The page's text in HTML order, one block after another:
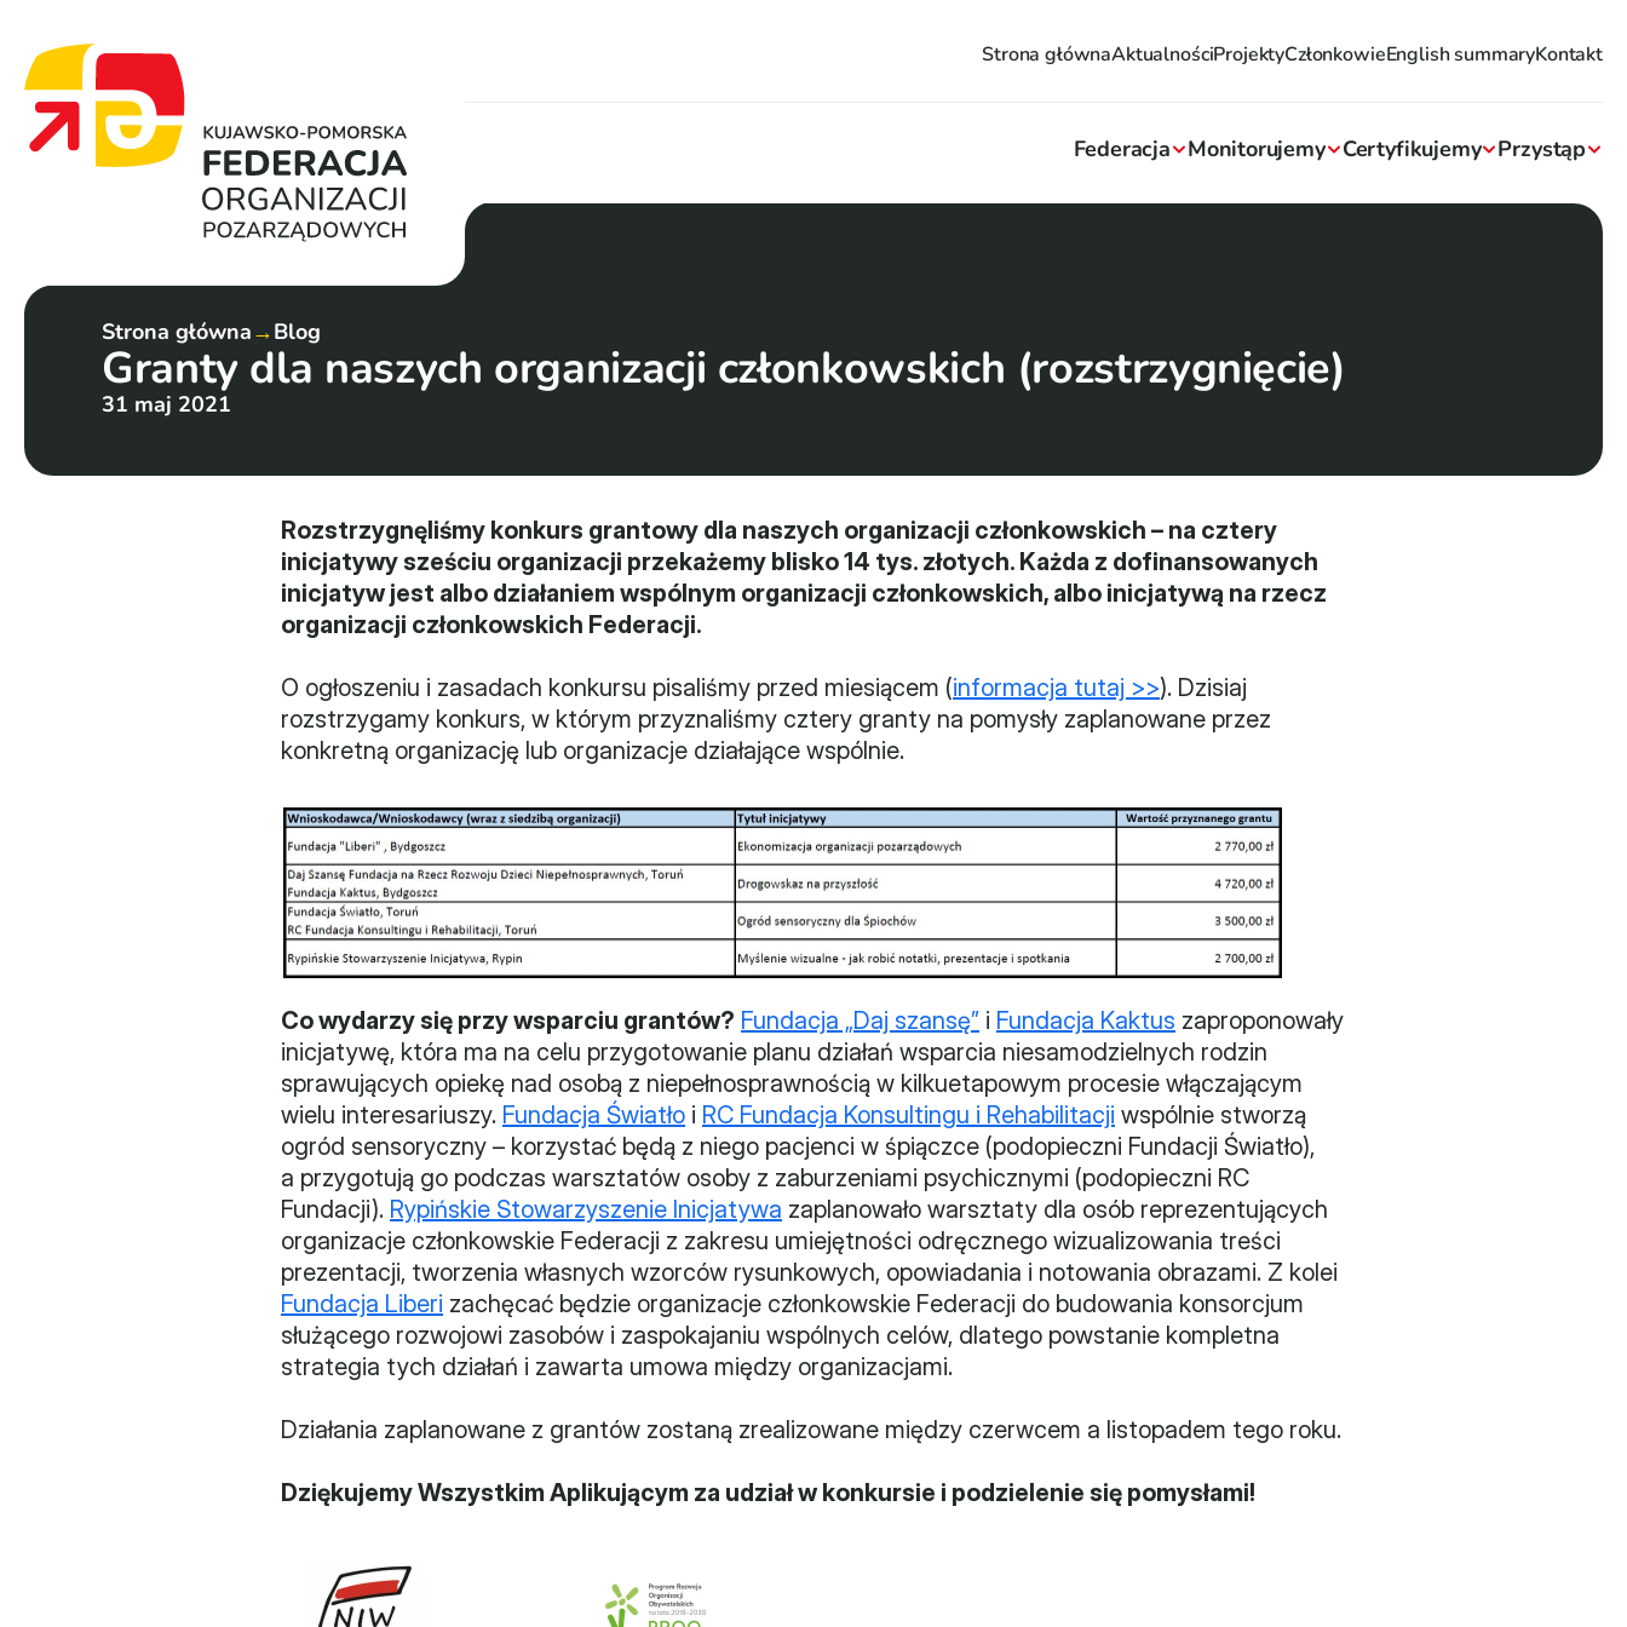
Strona głównaAktualnościProjektyCzłonkowieEnglish summaryKontakt
Federacja Monitorujemy Certyfikujemy Przystąp
Strona główna→Blog
Granty dla naszych organizacji członkowskich (rozstrzygnięcie)
31 maj 2021
Rozstrzygnęliśmy konkurs grantowy dla naszych organizacji członkowskich – na cztery
inicjatywy sześciu organizacji przekażemy blisko 14 tys. złotych. Każda z dofinansowanych
inicjatyw jest albo działaniem wspólnym organizacji członkowskich, albo inicjatywą na rzecz
organizacji członkowskich Federacji.
O ogłoszeniu i zasadach konkursu pisaliśmy przed miesiącem (informacja tutaj >>). Dzisiaj
rozstrzygamy konkurs, w którym przyznaliśmy cztery granty na pomysły zaplanowane przez
konkretną organizację lub organizacje działające wspólnie.
Co wydarzy się przy wsparciu grantów? Fundacja „Daj szansę” i Fundacja Kaktus zaproponowały
inicjatywę, która ma na celu przygotowanie planu działań wsparcia niesamodzielnych rodzin
sprawujących opiekę nad osobą z niepełnosprawnością w kilkuetapowym procesie włączającym
wielu interesariuszy. Fundacja Światło i RC Fundacja Konsultingu i Rehabilitacji wspólnie stworzą
ogród sensoryczny – korzystać będą z niego pacjenci w śpiączce (podopieczni Fundacji Światło),
a przygotują go podczas warsztatów osoby z zaburzeniami psychicznymi (podopieczni RC
Fundacji). Rypińskie Stowarzyszenie Inicjatywa zaplanowało warsztaty dla osób reprezentujących
organizacje członkowskie Federacji z zakresu umiejętności odręcznego wizualizowania treści
Fundacja Liberi zachęcać będzie organizacje członkowskie Federacji do budowania konsorcjum
służącego rozwojowi zasobów i zaspokajaniu wspólnych celów, dlatego powstanie kompletna
strategia tych działań i zawarta umowa między organizacjami.
Działania zaplanowane z grantów zostaną zrealizowane między czerwcem a listopadem tego roku.
Dziękujemy Wszystkim Aplikującym za udział w konkursie i podzielenie się pomysłami!